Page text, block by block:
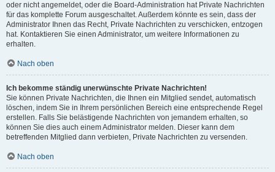
oder nicht angemeldet, oder die Board-Administration hat Private Nachrichten
für das komplette Forum ausgeschaltet. Außerdem könnte es sein, dass der
Administrator Ihnen das Recht, Private Nachrichten zu verschicken, entzogen
hat. Kontaktieren Sie einen Administrator, um weitere Informationen zu
erhalten.
Nach oben
Ich bekomme ständig unerwünschte Private Nachrichten!
Sie können Private Nachrichten, die Ihnen ein Mitglied sendet, automatisch
löschen, indem Sie in Ihrem persönlichen Bereich eine entsprechende Regel
erstellen. Falls Sie belästigende Nachrichten von jemandem erhalten, so
können Sie dies auch einem Administrator melden. Dieser kann dem
betreffenden Mitglied dann verbieten, Private Nachrichten zu versenden.
Nach oben